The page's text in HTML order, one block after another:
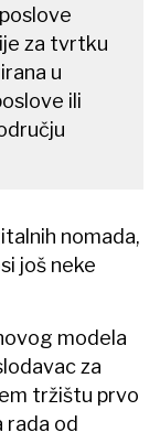
za tvrtku
u
ili
nomada,
još neke
modela
za
tržištu prvo
od